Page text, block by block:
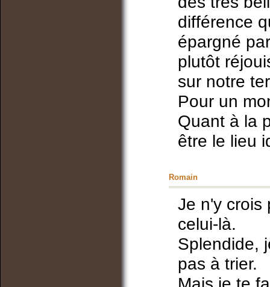
différence
épargné
plutôt
sur notre
Pour un
Quant à la
être le lieu
Romain
Je n'y crois
celui-là.
Splendide,
pas à trier.